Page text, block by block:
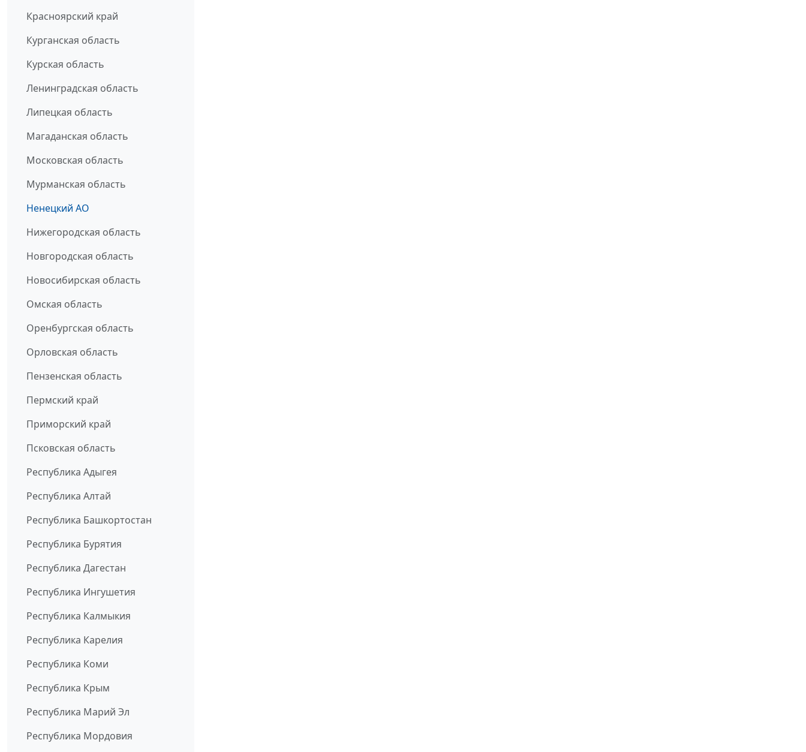
Красноярский край
Курганская область
Курская область
Ленинградская область
Липецкая область
Магаданская область
Московская область
Мурманская область
Ненецкий АО
Нижегородская область
Новгородская область
Новосибирская область
Омская область
Оренбургская область
Орловская область
Пензенская область
Пермский край
Приморский край
Псковская область
Республика Адыгея
Республика Алтай
Республика Башкортостан
Республика Бурятия
Республика Дагестан
Республика Ингушетия
Республика Калмыкия
Республика Карелия
Республика Коми
Республика Крым
Республика Марий Эл
Республика Мордовия